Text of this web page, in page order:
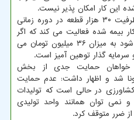
این کار امکان پذیر نیست.
وی اضافه کرد: یک واحد مرغ با ظرفیت ۳۰ هزار قطعه در دوره زمانی
سه نیروی کار بیمه شده فعالیت می کند که اگر
بر این مبنا تسهیلات در نظر گرفته شود به میزان ۳۶ میلیون تومان می
سرمایه گذار توهین آمیز است.
خواهان حمایت جدی از بخش
شد و اظهار داشت: عدم حمایت
در حالی است که تولیدات
و نمی توان همانند واحد تولیدی
ضرر متوقف کرد.